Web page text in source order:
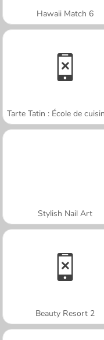
Hawaii Match 6
Stylish Nail Art
Beauty Resort 2